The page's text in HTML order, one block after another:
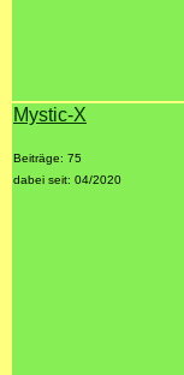
Mystic-X
Beiträge: 75
dabei seit: 04/2020